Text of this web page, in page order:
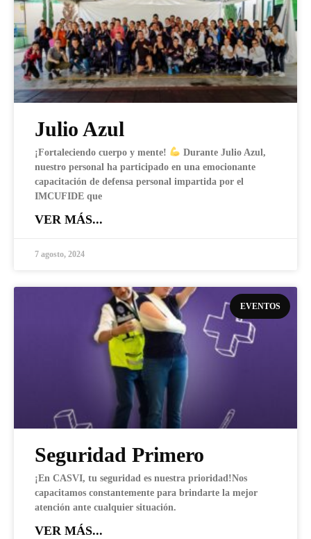
Julio Azul
¡Fortaleciendo cuerpo y mente!
Durante Julio Azul,
nuestro personal ha participado en una emocionante
capacitación de defensa personal impartida por el
IMCUFIDE que
VER MÁS...
7 agosto, 2024
EVENTOS
Seguridad Primero
¡En CASVI, tu seguridad es nuestra prioridad!Nos
capacitamos constantemente para brindarte la mejor
atención ante cualquier situación.
VER MÁS...